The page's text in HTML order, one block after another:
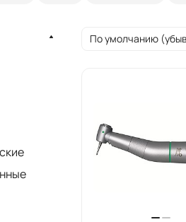
По умолчанию